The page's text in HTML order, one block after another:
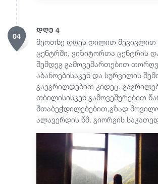
04
დღე 4
მეოთხე დღეს დილით შევივლით
ცენტრში, ვიზიტორთა ცენტრის
შემდეგ გამოვემართებით
აბანოებისაკენ და სურვილის
გავგრილდებით კიდეც.
თბილისისკენ გამოვეშურებით
შთაბეჭდილებებით,გზად
ალავერდის წმ. გიორგის